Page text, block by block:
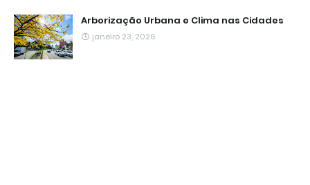
Arborização Urbana e Clima nas Cidades
janeiro 23, 2026